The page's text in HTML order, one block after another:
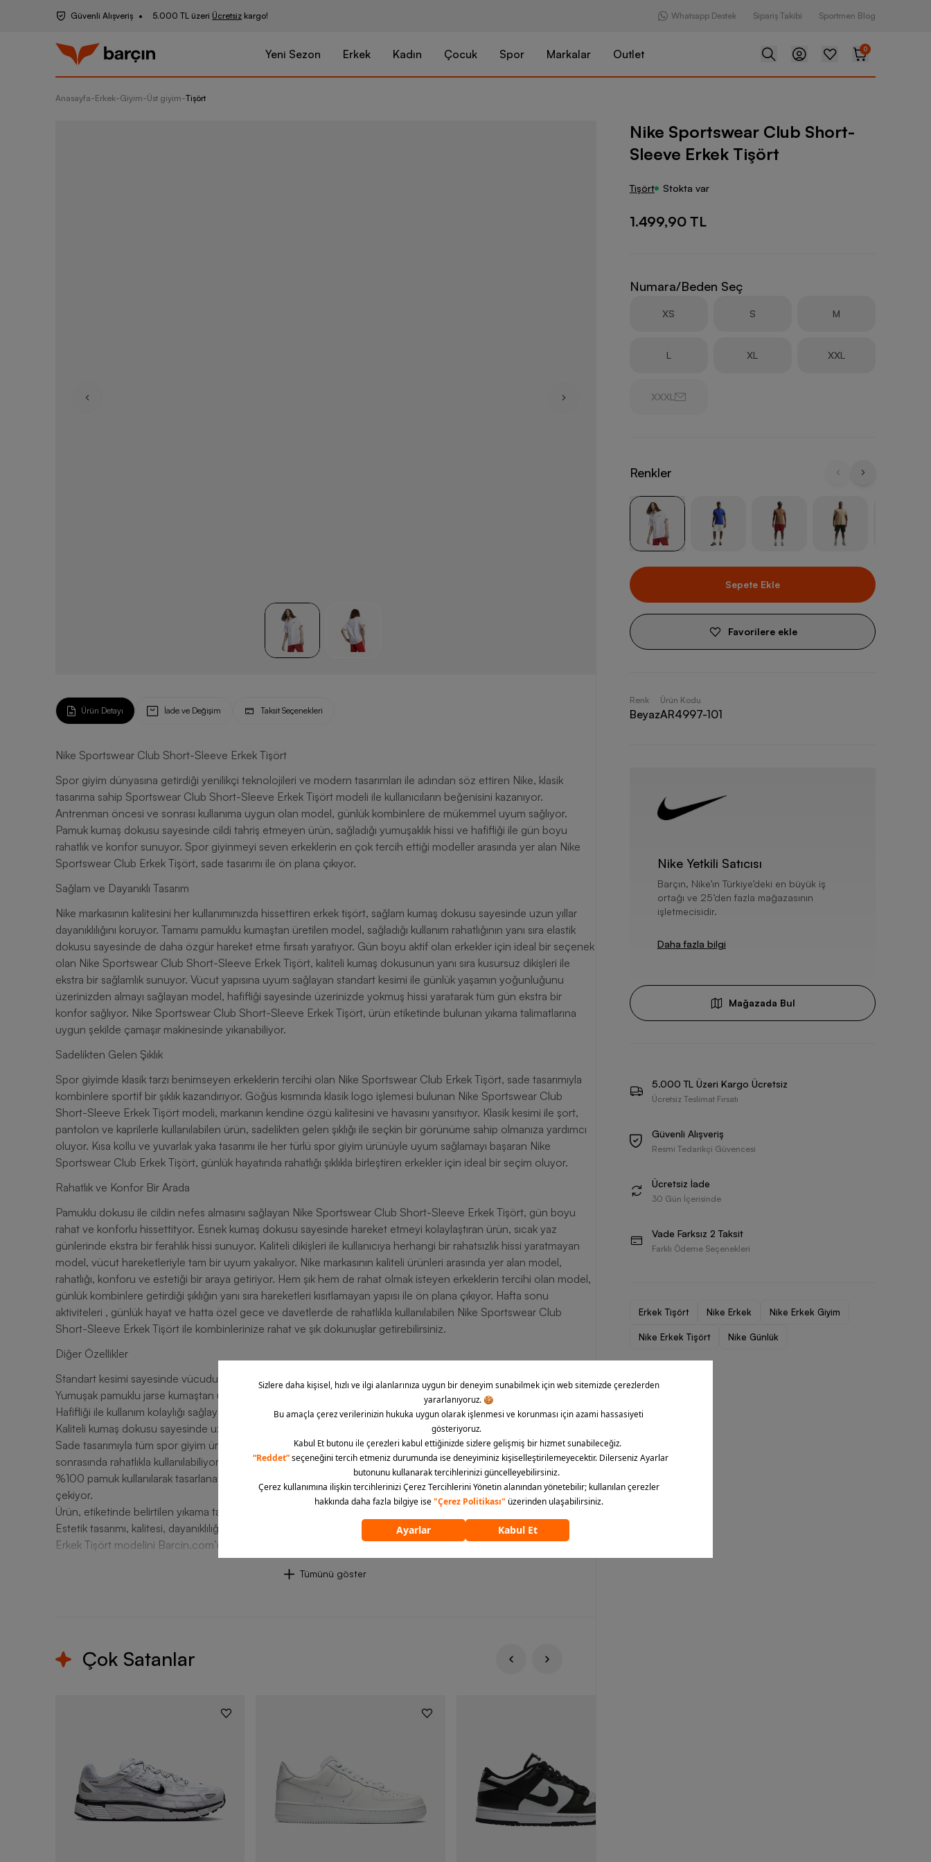
Güvenli Alışveriş 5.000 TL üzeri Ücretsiz kargo! Whatsapp Destek Sipariş Takibi Sportmen Blog
Yeni Sezon Erkek Kadın Çocuk Spor Markalar Outlet 0
Anasayfa-Erkek-Giyim-Üst giyim-Tişört
Nike Sportswear Club Short-Sleeve Erkek Tişört
Ürün Detayı İade ve Değişim Taksit Seçenekleri
Nike Sportswear Club Short-Sleeve Erkek Tişört
Spor giyim dünyasına getirdiği yenilikçi teknolojileri ve modern tasarımları ile adından söz ettiren Nike, klasik
tasarıma sahip Sportswear Club Short-Sleeve Erkek Tişört modeli ile kullanıcıların beğenisini kazanıyor.
Antrenman öncesi ve sonrası kullanıma uygun olan model, günlük kombinlere de mükemmel uyum sağlıyor.
Pamuk kumaş dokusu sayesinde cildi tahriş etmeyen ürün, sağladığı yumuşaklık hissi ve hafifliği ile gün boyu
rahatlık ve konfor sunuyor. Spor giyinmeyi seven erkeklerin en çok tercih ettiği modeller arasında yer alan Nike
Sportswear Club Erkek Tişört, sade tasarımı ile ön plana çıkıyor.
Sağlam ve Dayanıklı Tasarım
Nike markasının kalitesini her kullanımınızda hissettiren erkek tişört, sağlam kumaş dokusu sayesinde uzun yıllar
dayanıklılığını koruyor. Tamamı pamuklu kumaştan üretilen model, sağladığı kullanım rahatlığının yanı sıra elastik
dokusu sayesinde de daha özgür hareket etme fırsatı yaratıyor. Gün boyu aktif olan erkekler için ideal bir seçenek
olan Nike Sportswear Club Short-Sleeve Erkek Tişört, kaliteli kumaş dokusunun yanı sıra kusursuz dikişleri ile
ekstra bir sağlamlık sunuyor. Vücut yapısına uyum sağlayan standart kesimi ile günlük yaşamın yoğunluğunu
üzerinizden almayı sağlayan model, hafifliği sayesinde üzerinizde yokmuş hissi yaratarak tüm gün ekstra bir
konfor sağlıyor. Nike Sportswear Club Short-Sleeve Erkek Tişört, ürün etiketinde bulunan yıkama talimatlarına
uygun şekilde çamaşır makinesinde yıkanabiliyor.
Sadelikten Gelen Şıklık
Spor giyimde klasik tarzı benimseyen erkeklerin tercihi olan Nike Sportswear Club Erkek Tişört, sade tasarımıyla
kombinlere sportif bir şıklık kazandırıyor. Göğüs kısmında klasik logo işlemesi bulunan Nike Sportswear Club
Short-Sleeve Erkek Tişört modeli, markanın kendine özgü kalitesini ve havasını yansıtıyor. Klasik kesimi ile şort,
pantolon ve kaprilerle kullanılabilen ürün, sadelikten gelen şıklığı ile seçkin bir görünüme sahip olmanıza yardımcı
oluyor. Kısa kollu ve yuvarlak yaka tasarımı ile her türlü spor giyim ürünüyle uyum sağlamayı başaran Nike
Sportswear Club Erkek Tişört, günlük hayatında rahatlığı şıklıkla birleştiren erkekler için ideal bir seçim oluyor.
Rahatlık ve Konfor Bir Arada
Pamuklu dokusu ile cildin nefes almasını sağlayan Nike Sportswear Club Short-Sleeve Erkek Tişört, gün boyu
rahat ve konforlu hissettityor. Esnek kumaş dokusu sayesinde hareket etmeyi kolaylaştıran ürün, sıcak yaz
günlerinde ekstra bir ferahlık hissi sunuyor. Kaliteli dikişleri ile kullanıcıya herhangi bir rahatsızlık hissi yaratmayan
model, vücut hareketleriyle tam bir uyum yakalıyor. Nike markasının kaliteli ürünleri arasında yer alan model,
rahatlığı, konforu ve estetiği bir araya getiriyor. Hem şık hem de rahat olmak isteyen erkeklerin tercihi olan model,
günlük kombinlere getirdiği şıklığın yanı sıra hareketleri kısıtlamayan yapısı ile ön plana çıkıyor. Hafta sonu
aktiviteleri , günlük hayat ve hatta özel gece ve davetlerde de rahatlıkla kullanılabilen Nike Sportswear Club
Short-Sleeve Erkek Tişört ile kombinlerinize rahat ve şık dokunuşlar getirebilirsiniz.
Diğer Özellikler
Standart kesimi sayesinde vücudunuza mükemmel uyum sağlıyor.
Yumuşak pamuklu jarse kumaştan üretilen Nike Tişört, konforlu kullanımı destekliyor.
Hafifliği ile kullanım kolaylığı sağlayan model, esnek dokusu sayesinde hareket etme kabiliyetini arttırıyor.
Kaliteli kumaş dokusu sayesinde uzun süreler dayanıklılığını korumayı başarıyor.
Sade tasarımıyla tüm spor giyim ürünleri ile kullanılabilen model, günlük kombinlerde, antrenman öncesi ve
sonrasında rahatlıkla kullanılabiliyor.
%100 pamuk kullanılarak tasarlanan Nike Sportswear Club Erkek Tişört, rahatlığı ve konforlu kullanımıyla dikkat
çekiyor.
Ürün, etiketinde belirtilen yıkama talimatlarına uygun olarak makinede yıkanabilir.
Estetik tasarımı, kalitesi, dayanıklılığı ve konforlu kullanımı ile ön plana çıkan Nike Sportswear Club Short-Sleeve
Erkek Tişört modelini Barcin.com’un avantajlı ödeme seçeneklerinden faydalanarak kolayca satın alabilirsiniz.
Tümünü göster
Çok Satanlar
Nike Sportswear Club Short-
Sleeve Erkek Tişört
Tişört Stokta var
1.499,90 TL
Numara/Beden Seç
XS S M
L XL XXL
XXXL
Renkler
Sepete Ekle
Favorilere ekle
Renk
Beyaz
Ürün Kodu
AR4997-101
Nike Yetkili Satıcısı
Barçın, Nike’ın Türkiye’deki en büyük iş
ortağı ve 25’den fazla mağazasının
işletmecisidir.
Daha fazla bilgi
Mağazada Bul
5.000 TL Üzeri Kargo Ücretsiz
Ücretsiz Teslimat Fırsatı
Güvenli Alışveriş
Resmi Tedarikçi Güvencesi
Ücretsiz İade
30 Gün İçerisinde
Vade Farksız 2 Taksit
Farklı Ödeme Seçenekleri
Erkek Tişört Nike Erkek Nike Erkek Giyim
Nike Erkek Tişört Nike Günlük